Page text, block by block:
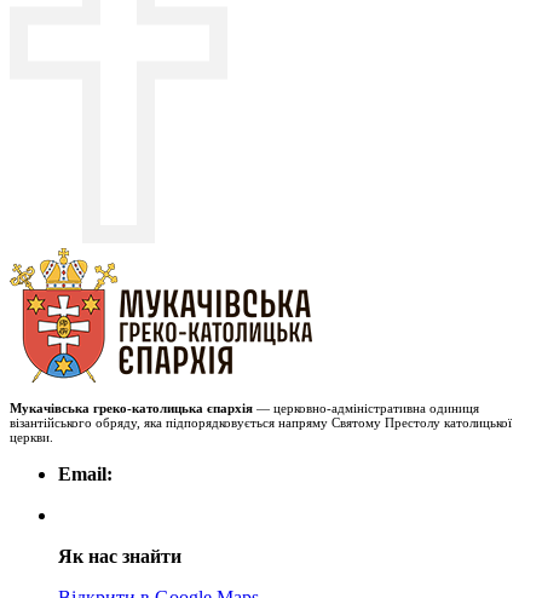
Мукачівська греко-католицька єпархія — церковно-адміністративна одиниця
візантійського обряду, яка підпорядковується напряму Святому Престолу католицької
церкви.
Email:
Як нас знайти